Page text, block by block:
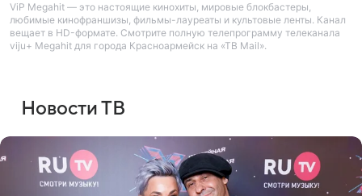
ViP Megahit — это настоящие кинохиты, мировые блокбастеры,
любимые кинофраншизы, фильмы-лауреаты и культовые ленты. Канал
вещает в HD-формате. Смотрите полную телепрограмму телеканала
viju+ Megahit для города Красноармейск на «ТВ Mail».
Новости ТВ